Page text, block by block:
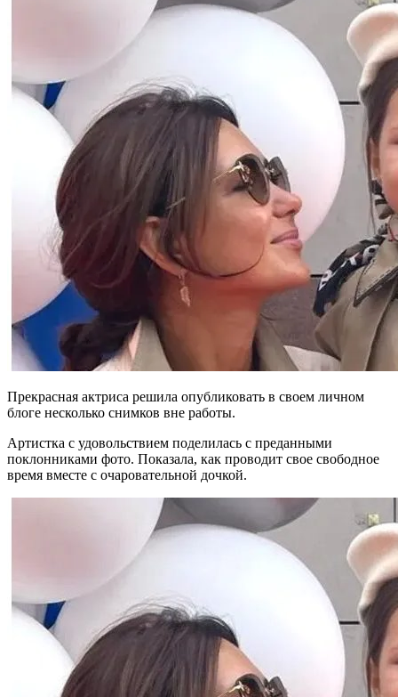
Прекрасная актриса решила опубликовать в своем личном
блоге несколько снимков вне работы.
Артистка с удовольствием поделилась с преданными
поклонниками фото. Показала, как проводит свое свободное
время вместе с очаровательной дочкой.